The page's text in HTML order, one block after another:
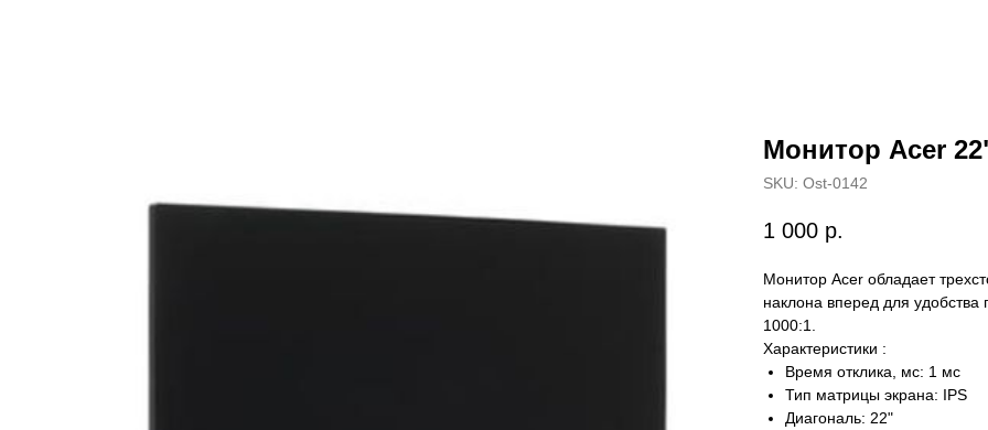
Монитор Acer
SKU: Ost-0142
1 000 р.
Монитор Acer обладает
наклона вперед для удобства
1000:1.
Характеристики :
Время отклика, мс: 1 мс
Тип матрицы экрана: IPS
Диагональ: 22"